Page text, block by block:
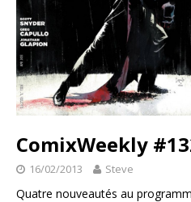
ComixWeekly
16/02/2013 Steve
Quatre nouveautés au